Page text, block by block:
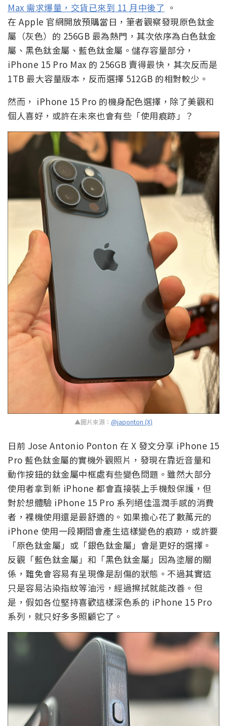
Max 需求爆量，交貨已來到 11 月中後了 。
在 Apple 官網開放預購當日，筆者觀察發現原色鈦金
屬（灰色）的 256GB 最為熱門，其次依序為白色鈦金
屬、黑色鈦金屬、藍色鈦金屬。儲存容量部分，
iPhone 15 Pro Max 的 256GB 賣得最快，其次反而是
1TB 最大容量版本，反而選擇 512GB 的相對較少。
然而， iPhone 15 Pro 的機身配色選擇，除了美觀和
個人喜好，或許在未來也會有些「使用痕跡」？
▲圖片來源： @japonton (X)
日前 Jose Antonio Ponton 在 X 發文分享 iPhone 15
Pro 藍色鈦金屬的實機外觀照片，發現在靠近音量和
動作按鈕的鈦金屬中框處有些變色問題。雖然大部分
使用者拿到新 iPhone 都會直接裝上手機殼保護，但
對於想體驗 iPhone 15 Pro 系列絕佳溫潤手感的消費
者，裸機使用還是最舒適的。如果擔心花了數萬元的
iPhone 使用一段期間會產生這樣變色的痕跡，或許要
「原色鈦金屬」或「銀色鈦金屬」會是更好的選擇。
反觀「藍色鈦金屬」和「黑色鈦金屬」因為塗層的關
係，難免會容易有呈現像是刮傷的狀態。不過其實這
只是容易沾染指紋等油污，經過擦拭就能改善。但
是，假如各位堅持喜歡這樣深色系的 iPhone 15 Pro
系列，就只好多多照顧它了。